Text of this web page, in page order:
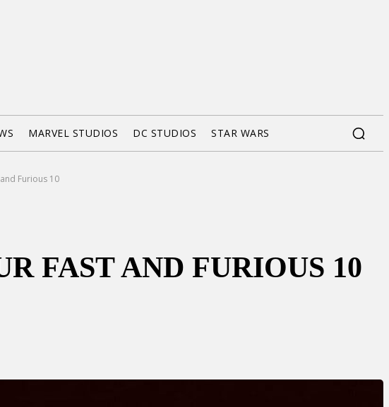
MARVEL STUDIOS DC STUDIOS STAR WARS
Furious 10
FAST AND FURIOUS 10